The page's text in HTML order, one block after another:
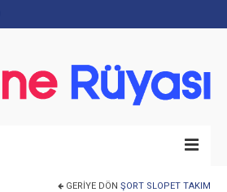
GERIYE DÖN ŞORT SLOPET TAKIM